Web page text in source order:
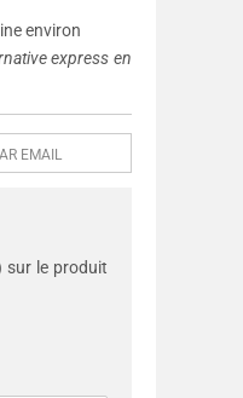
environ
express en
EMAIL
sur le produit